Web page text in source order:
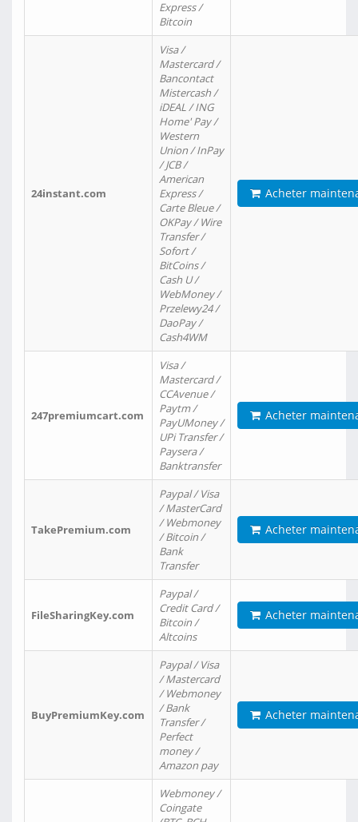
Express /
Bitcoin
24instant.com
Visa /
Mastercard /
Bancontact
Mistercash /
iDEAL / ING
Home' Pay /
Western
Union / InPay
/ JCB /
American
Express /
Carte Bleue /
OKPay / Wire
Transfer /
Sofort /
BitCoins /
Cash U /
WebMoney /
Przelewy24 /
DaoPay /
Cash4WM
Acheter
247premiumcart.com
Visa /
Mastercard /
CCAvenue /
Paytm /
PayUMoney /
UPi Transfer /
Paysera /
Banktransfer
Acheter
TakePremium.com
Paypal / Visa
/ MasterCard
/ Webmoney
/ Bitcoin /
Bank
Transfer
Acheter
FileSharingKey.com
Paypal /
Credit Card /
Bitcoin /
Altcoins
Acheter
BuyPremiumKey.com
Paypal / Visa
/ Mastercard
/ Webmoney
/ Bank
Transfer /
Perfect
money /
Amazon pay
Acheter
Webmoney /
Coingate